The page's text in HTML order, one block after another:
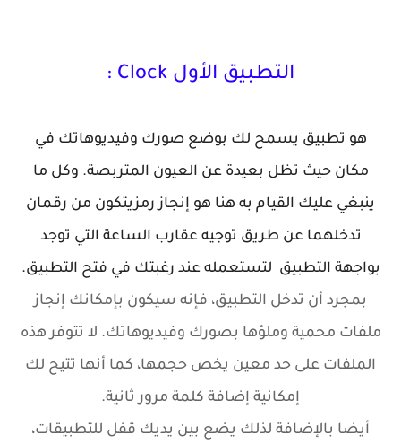
التطبيق الأول Clock :
هو تطبيق يسمح لك بوضع صورك وفيديوهاتك في
مكان حيث تظل بعيدة عن العيون المتربصة. وكل ما
ينبغي عليك القيام به هنا هو إنجاز رمزيتكون من رقمان
تدخلهما عن طريق توجيه عقارب الساعة التي توجد
بواجهة التطبيق لتستعمله عند رغبتك في فتح التطبيق.
بمجرد أن تدخل التطبيق، فإنه سيكون بإمكانك إنجاز
ملفات محمية وملؤها بصورك وفيديوهاتك. لا تتوفر هذه
الملفات على حد معين يخص حجمها، كما أنها تتيح لك
إمكانية إضافة كلمة مرور ثانية.
أيضا بالإضافة لذلك يضع بين يديك قفل للتطبيقات،